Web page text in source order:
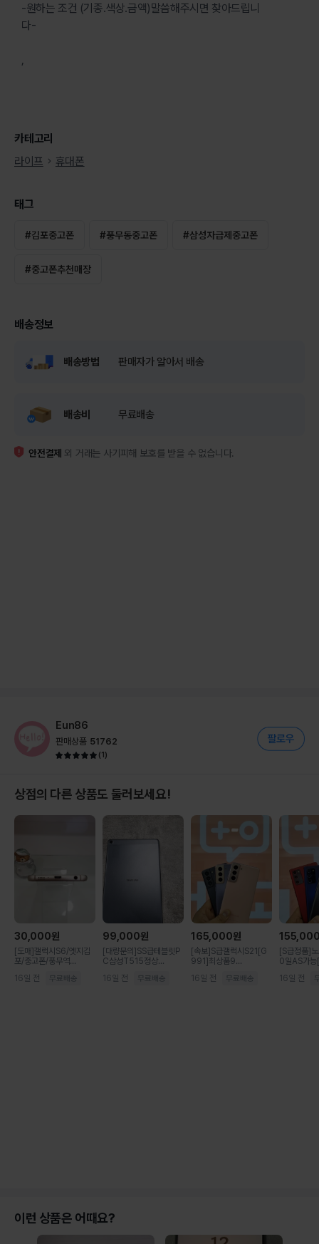
-원하는 조건 (기종.색상.금액)말씀해주시면 찾아드립니
다-
카테고리
라이프
휴대폰
태그
#김포중고폰 #풍무동중고폰 #삼성자급제중고폰
#중고폰추천매장
배송정보
배송방법 판매자가 알아서 배송
배송비 무료배송
안전결제 외 거래는 사기피해 보호를 받을 수 없습니다.
Eun86
판매상품 51762
(1)
상점의 다른 상품도 둘러보세요!
30,000원
[도매]갤럭시S6/엣지김
포/중고폰/풍무역...
16일 전
99,000원
[대량문의]SS급테블릿P
C삼성T515정상...
16일 전
165,000원
[속보]S급갤럭시S21[G
991]최상품9...
16일 전
[S급정품]
0일AS가능
16일 전
이런 상품은 어때요?